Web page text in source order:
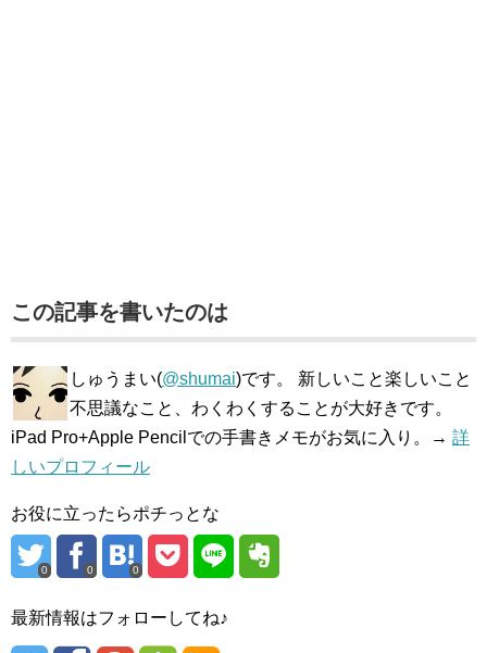
この記事を書いたのは
しゅうまい(@shumai)です。 新しいこと楽しいこと
不思議なこと、わくわくすることが大好きです。
iPad Pro+Apple Pencilでの手書きメモがお気に入り。→ 詳
しいプロフィール
お役に立ったらポチっとな
0 0 0
最新情報はフォローしてね♪